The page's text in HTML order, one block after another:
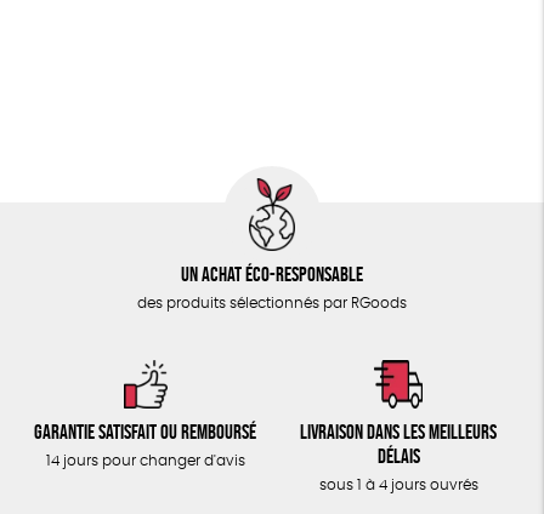
Un achat éco-responsable
des produits sélectionnés par RGoods
Garantie satisfait ou remboursé
14 jours pour changer d'avis
Livraison dans les meilleurs
délais
sous 1 à 4 jours ouvrés